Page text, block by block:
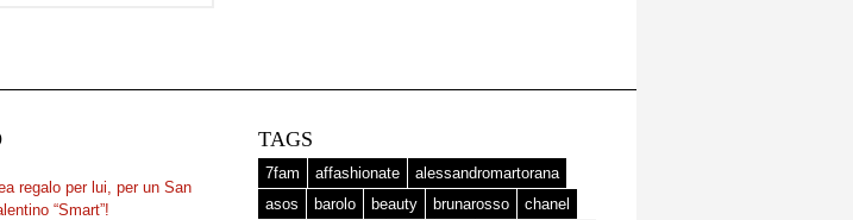
regalo per lui, per un San
“Smart”!
TAGS
7fam affashionate
alessandromartorana
asos
barolo beauty brunarosso
chanel